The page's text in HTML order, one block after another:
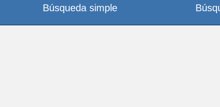
Búsqueda simple